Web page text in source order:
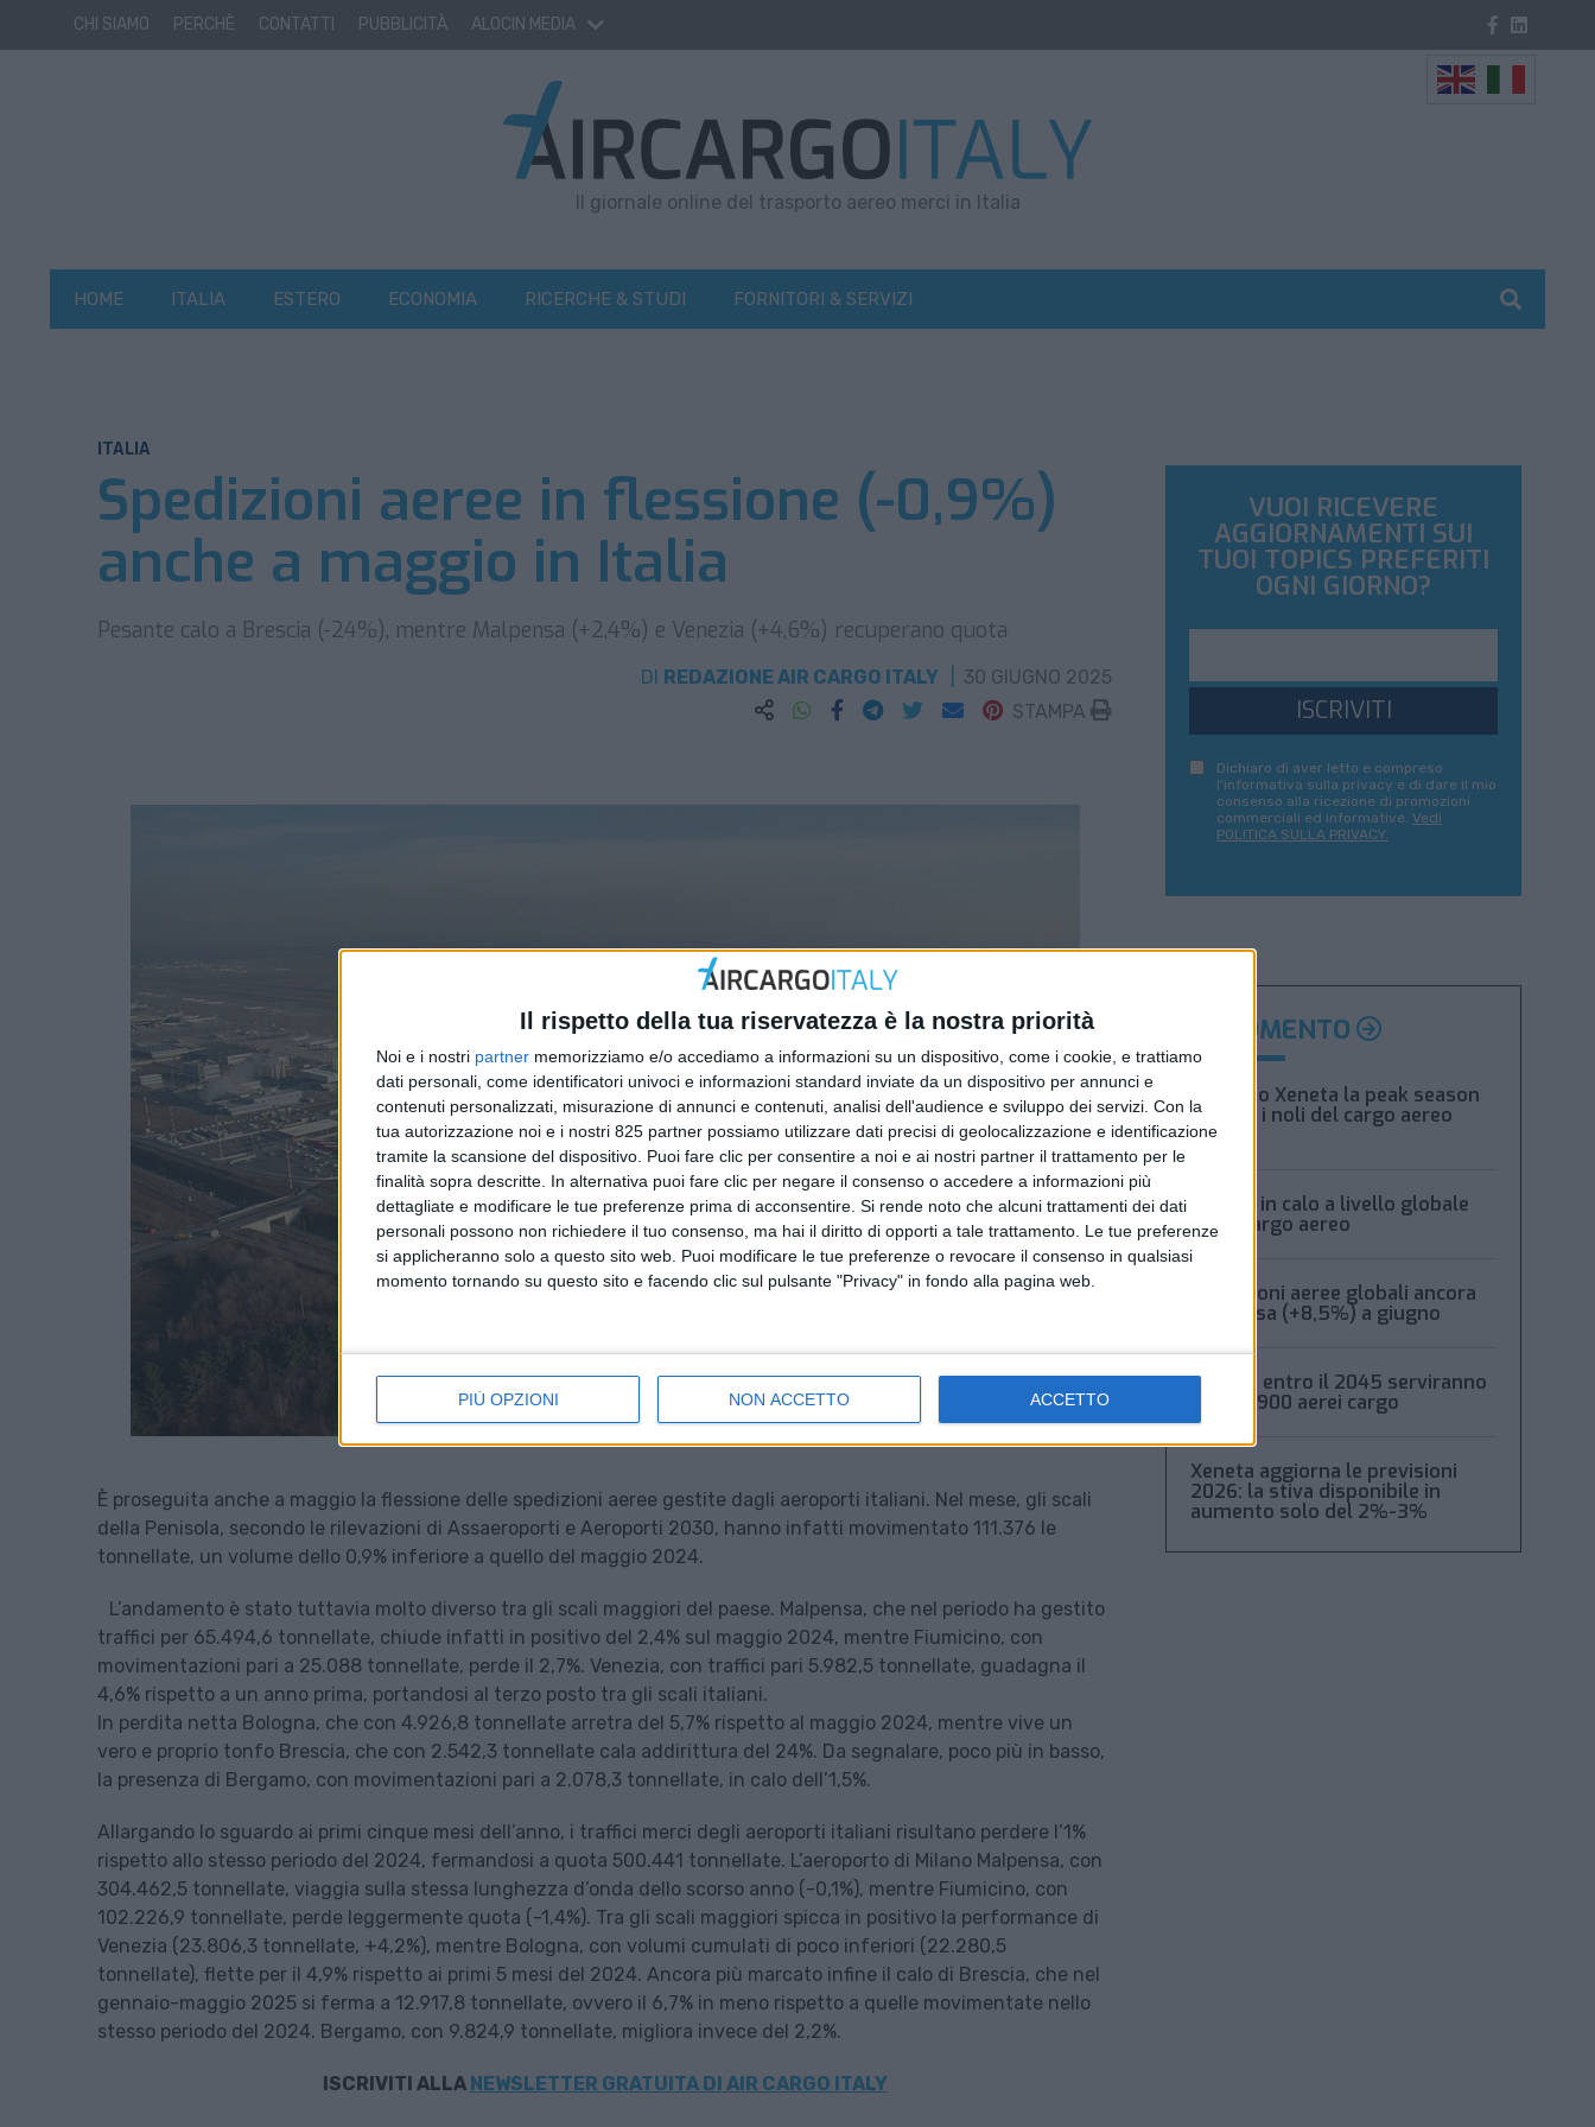
Il rispetto della tua riservatezza è la nostra priorità
Noi e i nostri partner memorizziamo e/o accediamo a informazioni su un dispositivo, come i cookie, e trattiamo
dati personali, come identificatori univoci e informazioni standard inviate da un dispositivo per annunci e
contenuti personalizzati, misurazione di annunci e contenuti, analisi dell'audience e sviluppo dei servizi. Con la
tua autorizzazione noi e i nostri 825 partner possiamo utilizzare dati precisi di geolocalizzazione e identificazione
tramite la scansione del dispositivo. Puoi fare clic per consentire a noi e ai nostri partner il trattamento per le
finalità sopra descritte. In alternativa puoi fare clic per negare il consenso o accedere a informazioni più
dettagliate e modificare le tue preferenze prima di acconsentire. Si rende noto che alcuni trattamenti dei dati
personali possono non richiedere il tuo consenso, ma hai il diritto di opporti a tale trattamento. Le tue preferenze
si applicheranno solo a questo sito web. Puoi modificare le tue preferenze o revocare il consenso in qualsiasi
momento tornando su questo sito e facendo clic sul pulsante "Privacy" in fondo alla pagina web.
PIÙ OPZIONI NON ACCETTO ACCETTO
CHI SIAMO PERCHÈ CONTATTI PUBBLICITÀ ALOCIN MEDIA
Il giornale online del trasporto aereo merci in Italia
HOME ITALIA ESTERO ECONOMIA RICERCHE & STUDI FORNITORI & SERVIZI
ITALIA
Spedizioni aeree in flessione (-0,9%)
anche a maggio in Italia
Pesante calo a Brescia (-24%), mentre Malpensa (+2,4%) e Venezia (+4,6%) recuperano quota
DI REDAZIONE AIR CARGO ITALY
30 GIUGNO 2025
STAMPA
È proseguita anche a maggio la flessione delle spedizioni aeree gestite dagli aeroporti italiani. Nel mese, gli scali
della Penisola, secondo le rilevazioni di Assaeroporti e Aeroporti 2030, hanno infatti movimentato 111.376 le
tonnellate, un volume dello 0,9% inferiore a quello del maggio 2024.
L’andamento è stato tuttavia molto diverso tra gli scali maggiori del paese. Malpensa, che nel periodo ha gestito
traffici per 65.494,6 tonnellate, chiude infatti in positivo del 2,4% sul maggio 2024, mentre Fiumicino, con
movimentazioni pari a 25.088 tonnellate, perde il 2,7%. Venezia, con traffici pari 5.982,5 tonnellate, guadagna il
4,6% rispetto a un anno prima, portandosi al terzo posto tra gli scali italiani.
In perdita netta Bologna, che con 4.926,8 tonnellate arretra del 5,7% rispetto al maggio 2024, mentre vive un
vero e proprio tonfo Brescia, che con 2.542,3 tonnellate cala addirittura del 24%. Da segnalare, poco più in basso,
la presenza di Bergamo, con movimentazioni pari a 2.078,3 tonnellate, in calo dell’1,5%.
Allargando lo sguardo ai primi cinque mesi dell’anno, i traffici merci degli aeroporti italiani risultano perdere l’1%
rispetto allo stesso periodo del 2024, fermandosi a quota 500.441 tonnellate. L’aeroporto di Milano Malpensa, con
304.462,5 tonnellate, viaggia sulla stessa lunghezza d’onda dello scorso anno (-0,1%), mentre Fiumicino, con
102.226,9 tonnellate, perde leggermente quota (-1,4%). Tra gli scali maggiori spicca in positivo la performance di
Venezia (23.806,3 tonnellate, +4,2%), mentre Bologna, con volumi cumulati di poco inferiori (22.280,5
tonnellate), flette per il 4,9% rispetto ai primi 5 mesi del 2024. Ancora più marcato infine il calo di Brescia, che nel
gennaio-maggio 2025 si ferma a 12.917,8 tonnellate, ovvero il 6,7% in meno rispetto a quelle movimentate nello
stesso periodo del 2024. Bergamo, con 9.824,9 tonnellate, migliora invece del 2,2%.
ISCRIVITI ALLA NEWSLETTER GRATUITA DI AIR CARGO ITALY
VUOI RICEVERE
AGGIORNAMENTI SUI
TUOI TOPICS PREFERITI
OGNI GIORNO?
ISCRIVITI
Dichiaro di aver letto e compreso
l'informativa sulla privacy e di dare il mio
consenso alla ricezione di promozioni
commerciali ed informative. Vedi
POLITICA SULLA PRIVACY.
ARGOMENTO
Secondo Xeneta la peak season
frena e i noli del cargo aereo
calano
Volumi in calo a livello globale
per il cargo aereo
Spedizioni aeree globali ancora
in ripresa (+8,5%) a giugno
Boeing: entro il 2045 serviranno
oltre 2.900 aerei cargo
Xeneta aggiorna le previsioni
2026: la stiva disponibile in
aumento solo del 2%-3%